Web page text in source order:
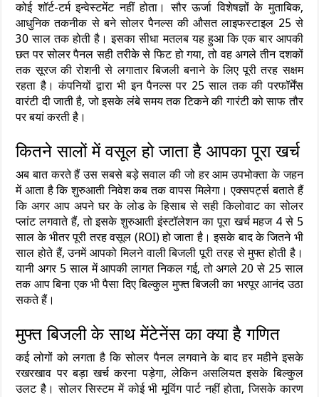
कोई शॉर्ट-टर्म इन्वेस्टमेंट नहीं होता। सौर ऊर्जा विशेषज्ञों के मुताबिक,
आधुनिक तकनीक से बने सोलर पैनल्स की औसत लाइफस्टाइल 25 से
30 साल तक होती है। इसका सीधा मतलब यह हुआ कि एक बार आपकी
छत पर सोलर पैनल सही तरीके से फिट हो गया, तो वह अगले तीन दशकों
तक सूरज की रोशनी से लगातार बिजली बनाने के लिए पूरी तरह सक्षम
रहता है। कंपनियों द्वारा भी इन पैनल्स पर 25 साल तक की परफॉर्मेंस
वारंटी दी जाती है, जो इसके लंबे समय तक टिकने की गारंटी को साफ तौर
पर बयां करती है।
कितने सालों में वसूल हो जाता है आपका पूरा खर्च
अब बात करते हैं उस सबसे बड़े सवाल की जो हर आम उपभोक्ता के जहन
में आता है कि शुरुआती निवेश कब तक वापस मिलेगा। एक्सपर्ट्स बताते हैं
कि अगर आप अपने घर के लोड के हिसाब से सही किलोवाट का सोलर
प्लांट लगवाते हैं, तो इसके शुरुआती इंस्टॉलेशन का पूरा खर्च महज 4 से 5
साल के भीतर पूरी तरह वसूल (ROI) हो जाता है। इसके बाद के जितने भी
साल होते हैं, उनमें आपको मिलने वाली बिजली पूरी तरह से मुफ्त होती है।
यानी अगर 5 साल में आपकी लागत निकल गई, तो अगले 20 से 25 साल
तक आप बिना एक भी पैसा दिए बिल्कुल मुफ्त बिजली का भरपूर आनंद उठा
सकते हैं।
मुफ्त बिजली के साथ मेंटेनेंस का क्या है गणित
कई लोगों को लगता है कि सोलर पैनल लगवाने के बाद हर महीने इसके
रखरखाव पर बड़ा खर्च करना पड़ेगा, लेकिन असलियत इसके बिल्कुल
उलट है। सोलर सिस्टम में कोई भी मूविंग पार्ट नहीं होता, जिसके कारण